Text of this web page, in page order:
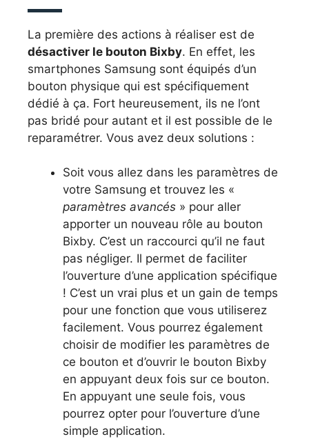
La première des actions à réaliser est de
désactiver le bouton Bixby. En effet, les
smartphones Samsung sont équipés d’un
bouton physique qui est spécifiquement
dédié à ça. Fort heureusement, ils ne l’ont
pas bridé pour autant et il est possible de le
reparamétrer. Vous avez deux solutions :
Soit vous allez dans les paramètres de
votre Samsung et trouvez les «
paramètres avancés » pour aller
apporter un nouveau rôle au bouton
Bixby. C’est un raccourci qu’il ne faut
pas négliger. Il permet de faciliter
l’ouverture d’une application spécifique
! C’est un vrai plus et un gain de temps
pour une fonction que vous utiliserez
facilement. Vous pourrez également
choisir de modifier les paramètres de
ce bouton et d’ouvrir le bouton Bixby
en appuyant deux fois sur ce bouton.
En appuyant une seule fois, vous
pourrez opter pour l’ouverture d’une
simple application.